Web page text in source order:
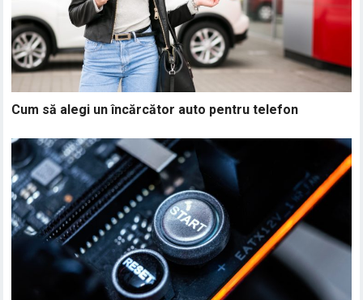
Cum să alegi un încărcător auto pentru telefon